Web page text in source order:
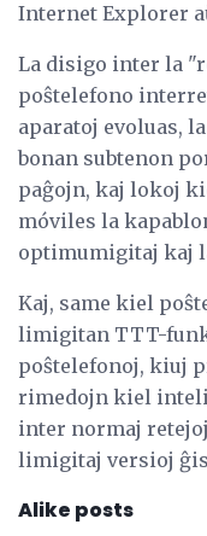
Internet Explorer
La disigo inter la
poŝtelefono
aparatoj evoluas,
bonan subtenon
paĝojn, kaj lokoj
móviles la
optimumigitaj kaj
Kaj, same kiel
limigitan TTT-
poŝtelefonoj, kiuj
rimedojn kiel
inter normaj
limigitaj versioj
Alike posts